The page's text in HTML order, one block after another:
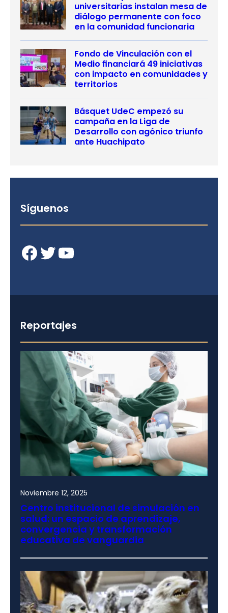
universitarias instalan mesa de
diálogo permanente con foco
en la comunidad funcionaria
Fondo de Vinculación con el
Medio financiará 49 iniciativas
con impacto en comunidades y
territorios
Básquet UdeC empezó su
campaña en la Liga de
Desarrollo con agónico triunfo
ante Huachipato
Síguenos
Facebook Twitter YouTube
Reportajes
Noviembre 12, 2025
Centro institucional de simulación en
salud: un espacio de aprendizaje,
convergencia y transformación
educativa de vanguardia